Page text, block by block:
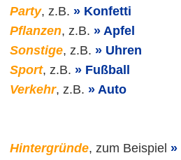
Party, z.B.
Konfetti
Pflanzen, z.B.
Apfel
Sonstige, z.B.
Uhren
Sport, z.B.
Fußball
Verkehr, z.B. Auto
Hintergründe, zum Beispiel